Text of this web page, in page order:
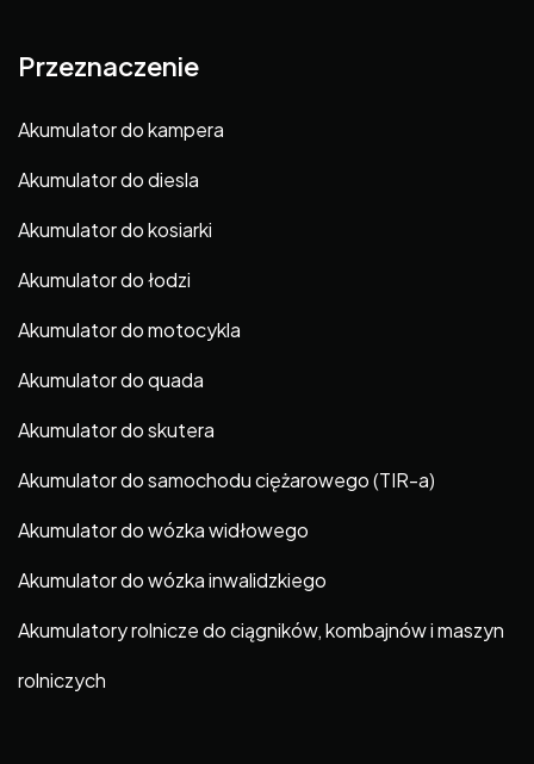
Przeznaczenie
Akumulator do kampera
Akumulator do diesla
Akumulator do kosiarki
Akumulator do łodzi
Akumulator do motocykla
Akumulator do quada
Akumulator do skutera
Akumulator do samochodu ciężarowego (TIR-a)
Akumulator do wózka widłowego
Akumulator do wózka inwalidzkiego
Akumulatory rolnicze do ciągników, kombajnów i maszyn
rolniczych